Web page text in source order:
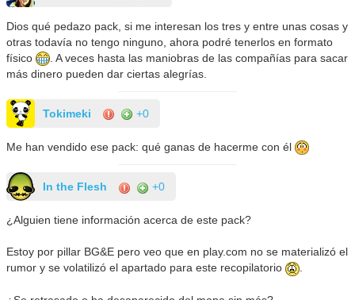
Dios qué pedazo pack, si me interesan los tres y entre unas cosas y
otras todavía no tengo ninguno, ahora podré tenerlos en formato
físico
. A veces hasta las maniobras de las compañías para sacar
más dinero pueden dar ciertas alegrías.
Tokimeki +0
Me han vendido ese pack: qué ganas de hacerme con él
In the Flesh +0
¿Alguien tiene información acerca de este pack?
Estoy por pillar BG&E pero veo que en play.com no se materializó el
rumor y se volatilizó el apartado para este recopilatorio
.